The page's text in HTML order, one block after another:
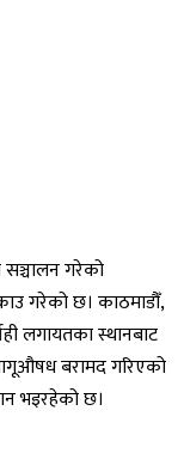
सञ्चालन गरेको
गरेको छ। काठमाडौँ,
लगायतका स्थानबाट
बरामद गरिएको
भइरहेको छ।